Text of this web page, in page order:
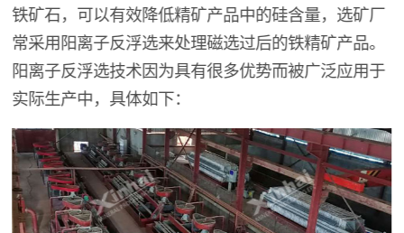
铁矿石，可以有效降低精矿产品中的硅含量，选矿厂
常采用阳离子反浮选来处理磁选过后的铁精矿产品。
阳离子反浮选技术因为具有很多优势而被广泛应用于
实际生产中，具体如下：